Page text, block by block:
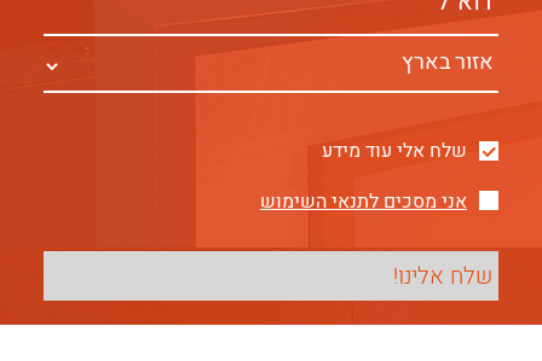
שלח אלי עוד מידע
אני מסכים לתנאי השימוש